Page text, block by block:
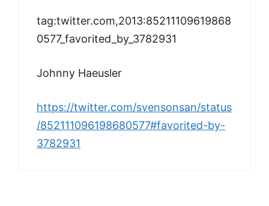
tag:twitter.com,2013:85211109619868
0577_favorited_by_3782931
Johnny Haeusler
https://twitter.com/svensonsan/status
/852111096198680577#favorited-by-
3782931